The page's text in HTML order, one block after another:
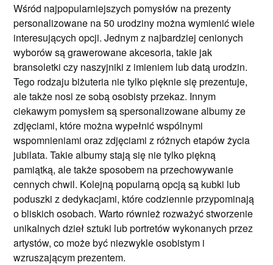
Wśród najpopularniejszych pomysłów na prezenty
personalizowane na 50 urodziny można wymienić wiele
interesujących opcji. Jednym z najbardziej cenionych
wyborów są grawerowane akcesoria, takie jak
bransoletki czy naszyjniki z imieniem lub datą urodzin.
Tego rodzaju biżuteria nie tylko pięknie się prezentuje,
ale także nosi ze sobą osobisty przekaz. Innym
ciekawym pomysłem są spersonalizowane albumy ze
zdjęciami, które można wypełnić wspólnymi
wspomnieniami oraz zdjęciami z różnych etapów życia
jubilata. Takie albumy stają się nie tylko piękną
pamiątką, ale także sposobem na przechowywanie
cennych chwil. Kolejną popularną opcją są kubki lub
poduszki z dedykacjami, które codziennie przypominają
o bliskich osobach. Warto również rozważyć stworzenie
unikalnych dzieł sztuki lub portretów wykonanych przez
artystów, co może być niezwykle osobistym i
wzruszającym prezentem.